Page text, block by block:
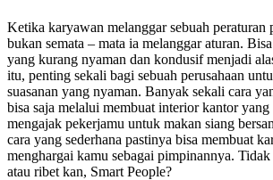
Ketika karyawan melanggar sebuah peraturan
bukan semata – mata ia melanggar aturan.
yang kurang nyaman dan kondusif menjadi
itu, penting sekali bagi sebuah perusahaan
suasanan yang nyaman. Banyak sekali cara
bisa saja melalui membuat interior kantor yang
mengajak pekerjamu untuk makan siang
cara yang sederhana pastinya bisa membuat
menghargai kamu sebagai pimpinannya.
atau ribet kan, Smart People?